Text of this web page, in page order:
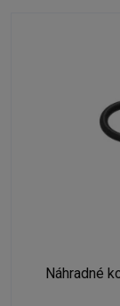
Náhradné